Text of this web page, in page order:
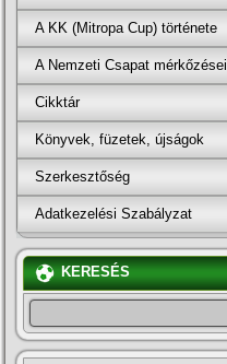
A KK (Mitropa Cup) története
A Nemzeti Csapat mérkőzései
Cikktár
Könyvek, füzetek, újságok
Szerkesztőség
Adatkezelési Szabályzat
KERESÉS